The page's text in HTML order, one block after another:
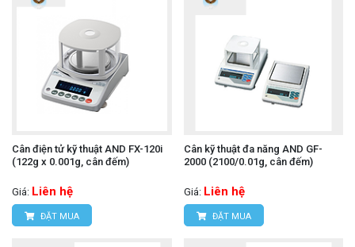
Cân điện tử kỹ thuật AND FX-120i
(122g x 0.001g, cân đếm)
Giá: Liên hệ
ĐẶT MUA
Cân kỹ thuật đa năng AND GF-
2000 (2100/0.01g, cân đếm)
Giá: Liên hệ
ĐẶT MUA